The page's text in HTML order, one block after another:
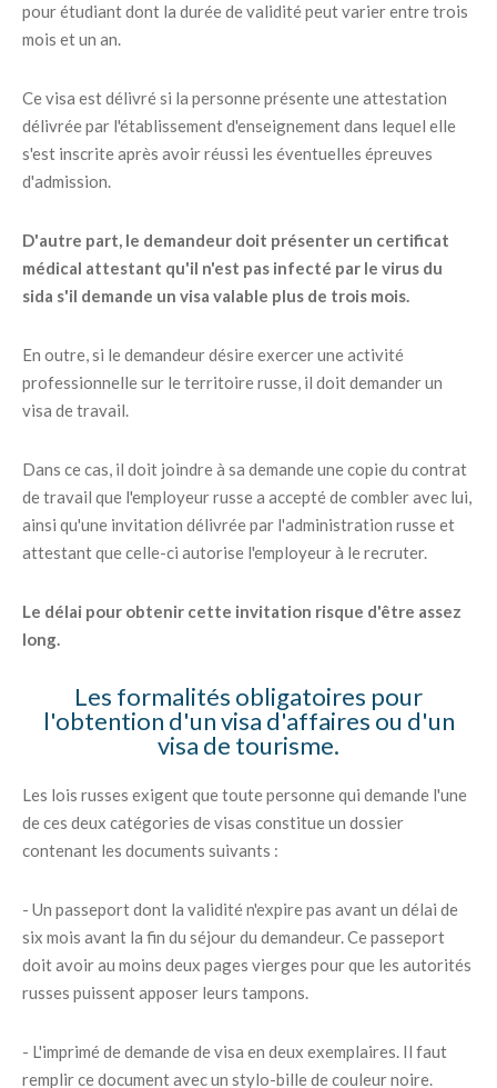
pour étudiant dont la durée de validité peut varier entre trois
mois et un an.
Ce visa est délivré si la personne présente une attestation
délivrée par l'établissement d'enseignement dans lequel elle
s'est inscrite après avoir réussi les éventuelles épreuves
d'admission.
D'autre part, le demandeur doit présenter un certificat
médical attestant qu'il n'est pas infecté par le virus du
sida s'il demande un visa valable plus de trois mois.
En outre, si le demandeur désire exercer une activité
professionnelle sur le territoire russe, il doit demander un
visa de travail.
Dans ce cas, il doit joindre à sa demande une copie du contrat
de travail que l'employeur russe a accepté de combler avec lui,
ainsi qu'une invitation délivrée par l'administration russe et
attestant que celle-ci autorise l'employeur à le recruter.
Le délai pour obtenir cette invitation risque d'être assez
long.
Les formalités obligatoires pour
l'obtention d'un visa d'affaires ou d'un
visa de tourisme.
Les lois russes exigent que toute personne qui demande l'une
de ces deux catégories de visas constitue un dossier
contenant les documents suivants :
- Un passeport dont la validité n'expire pas avant un délai de
six mois avant la fin du séjour du demandeur. Ce passeport
doit avoir au moins deux pages vierges pour que les autorités
russes puissent apposer leurs tampons.
- L'imprimé de demande de visa en deux exemplaires. Il faut
remplir ce document avec un stylo-bille de couleur noire.